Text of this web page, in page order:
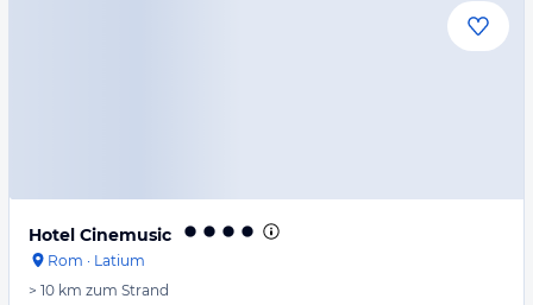
Hotel Cinemusic
Rom · Latium
> 10 km zum Strand